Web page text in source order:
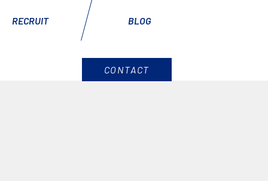
CONTACT
RECRUIT BLOG